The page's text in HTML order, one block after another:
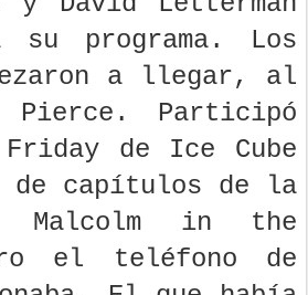
David Letterman
programa. Los
a llegar, al
Pierce. Participó
de Ice Cube
de capítulos de la
Malcolm in the
el teléfono de